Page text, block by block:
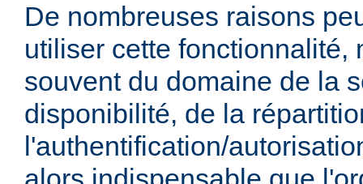
De nombreuses raisons
utiliser cette fonctionnalité,
souvent du domaine de la
disponibilité, de la
l'authentification/